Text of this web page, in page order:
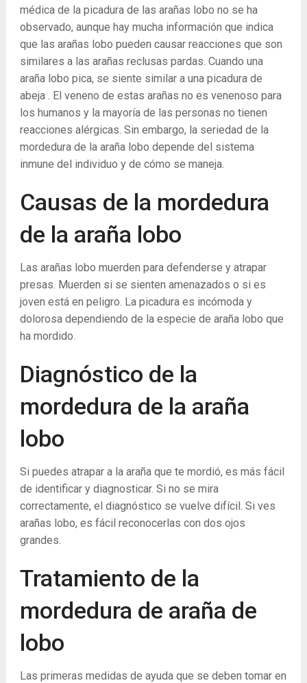
médica de la picadura de las arañas lobo no se ha
observado, aunque hay mucha información que indica
que las arañas lobo pueden causar reacciones que son
similares a las arañas reclusas pardas. Cuando una
araña lobo pica, se siente similar a una picadura de
abeja . El veneno de estas arañas no es venenoso para
los humanos y la mayoría de las personas no tienen
reacciones alérgicas. Sin embargo, la seriedad de la
mordedura de la araña lobo depende del sistema
inmune del individuo y de cómo se maneja.
Causas de la mordedura
de la araña lobo
Las arañas lobo muerden para defenderse y atrapar
presas. Muerden si se sienten amenazados o si es
joven está en peligro. La picadura es incómoda y
dolorosa dependiendo de la especie de araña lobo que
ha mordido.
Diagnóstico de la
mordedura de la araña
lobo
Si puedes atrapar a la araña que te mordió, es más fácil
de identificar y diagnosticar. Si no se mira
correctamente, el diagnóstico se vuelve difícil. Si ves
arañas lobo, es fácil reconocerlas con dos ojos
grandes.
Tratamiento de la
mordedura de araña de
lobo
Las primeras medidas de ayuda que se deben tomar en